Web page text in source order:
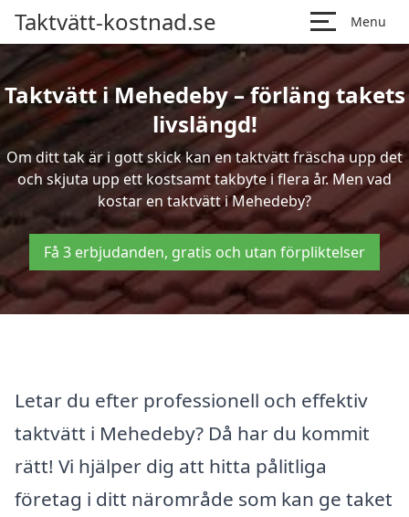
Taktvätt-kostnad.se Menu
Taktvätt i Mehedeby – förläng takets
livslängd!
Om ditt tak är i gott skick kan en taktvätt fräscha upp det
och skjuta upp ett kostsamt takbyte i flera år. Men vad
kostar en taktvätt i Mehedeby?
Få 3 erbjudanden, gratis och utan förpliktelser
Letar du efter professionell och effektiv
taktvätt i Mehedeby? Då har du kommit
rätt! Vi hjälper dig att hitta pålitliga
företag i ditt närområde som kan ge taket